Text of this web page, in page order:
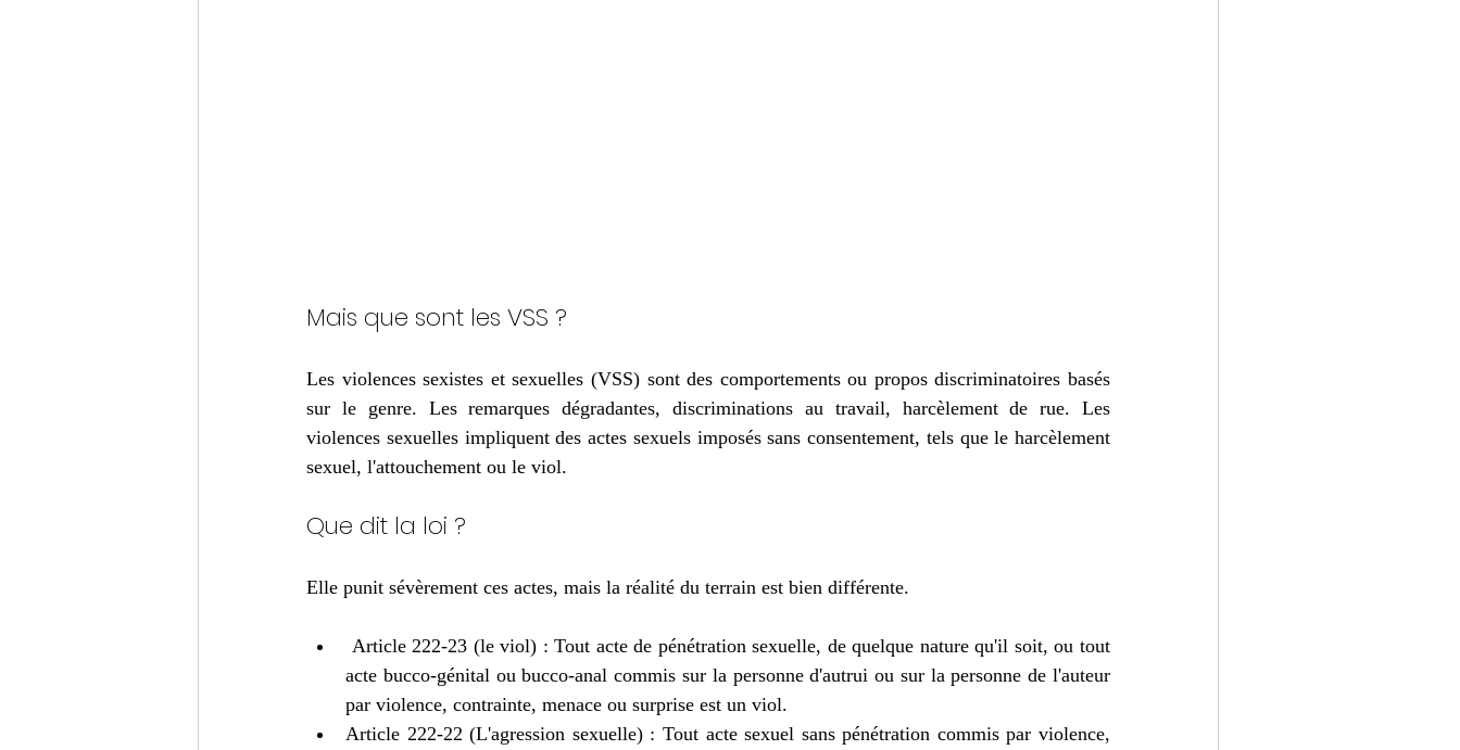
Mais que sont les VSS ?
Les violences sexistes et sexuelles (VSS) sont des comportements ou propos discriminatoires basés
sur le genre. Les remarques dégradantes, discriminations au travail, harcèlement de rue. Les
violences sexuelles impliquent des actes sexuels imposés sans consentement, tels que le harcèlement
sexuel, l'attouchement ou le viol.
Que dit la loi ?
Elle punit sévèrement ces actes, mais la réalité du terrain est bien différente.
Article 222-23 (le viol) : Tout acte de pénétration sexuelle, de quelque nature qu'il soit, ou tout
acte bucco-génital ou bucco-anal commis sur la personne d'autrui ou sur la personne de l'auteur
par violence, contrainte, menace ou surprise est un viol.
Article 222-22 (L'agression sexuelle) : Tout acte sexuel sans pénétration commis par violence,